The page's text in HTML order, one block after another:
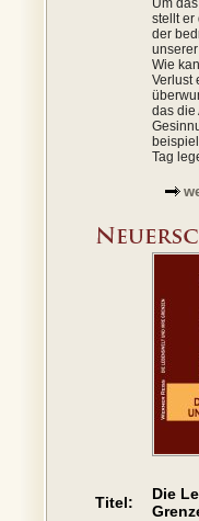
Um
stellt er
der
Wie
Verlust
das die
Tag
Titel:
Die